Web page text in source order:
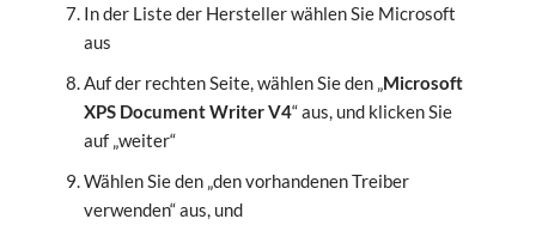
In der Liste der Hersteller wählen Sie Microsoft
aus
Auf der rechten Seite, wählen Sie den „Microsoft
XPS Document Writer V4“ aus, und klicken Sie
auf „weiter“
Wählen Sie den „den vorhandenen Treiber
verwenden“ aus, und